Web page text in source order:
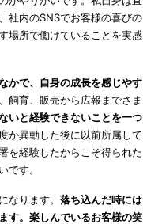
社内のSNSでお客様の喜びの
場所で働けていることを実感
かで、自身の成長を感じやす
飼育、販売から広報までさま
いと経験できないことを一つ
か異動した後に以前所属して
を経験したからこそ得られた
です。
なります。 落ち込んだ時には
す。楽しんでいるお客様の笑